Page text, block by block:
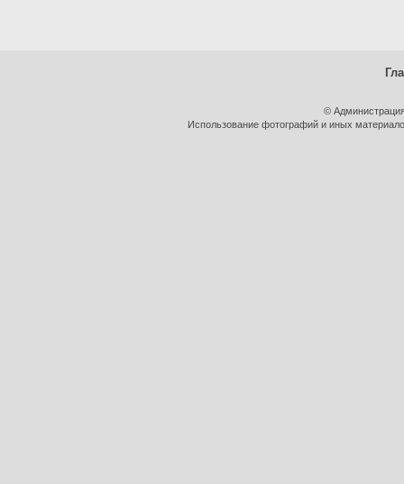
©
Использование фотографий и иных